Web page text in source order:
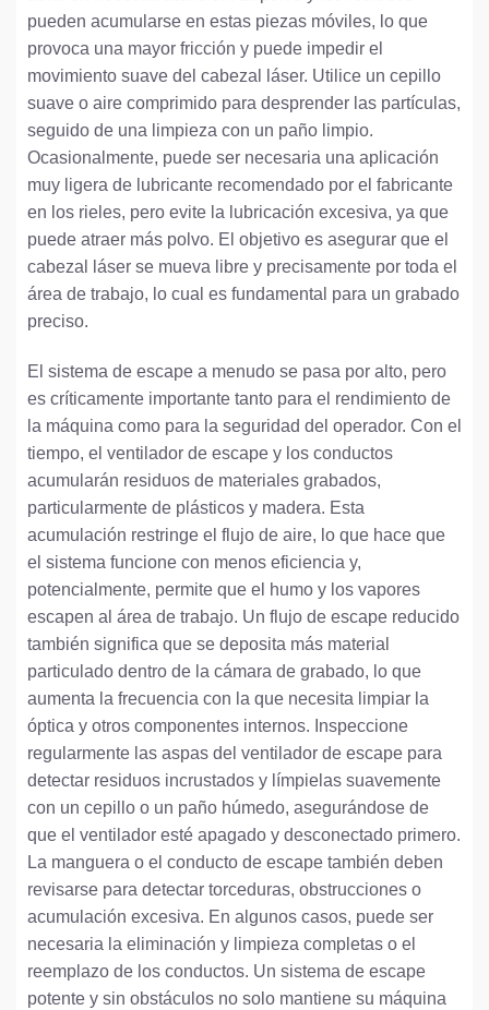
pueden acumularse en estas piezas móviles, lo que
provoca una mayor fricción y puede impedir el
movimiento suave del cabezal láser. Utilice un cepillo
suave o aire comprimido para desprender las partículas,
seguido de una limpieza con un paño limpio.
Ocasionalmente, puede ser necesaria una aplicación
muy ligera de lubricante recomendado por el fabricante
en los rieles, pero evite la lubricación excesiva, ya que
puede atraer más polvo. El objetivo es asegurar que el
cabezal láser se mueva libre y precisamente por toda el
área de trabajo, lo cual es fundamental para un grabado
preciso.
El sistema de escape a menudo se pasa por alto, pero
es críticamente importante tanto para el rendimiento de
la máquina como para la seguridad del operador. Con el
tiempo, el ventilador de escape y los conductos
acumularán residuos de materiales grabados,
particularmente de plásticos y madera. Esta
acumulación restringe el flujo de aire, lo que hace que
el sistema funcione con menos eficiencia y,
potencialmente, permite que el humo y los vapores
escapen al área de trabajo. Un flujo de escape reducido
también significa que se deposita más material
particulado dentro de la cámara de grabado, lo que
aumenta la frecuencia con la que necesita limpiar la
óptica y otros componentes internos. Inspeccione
regularmente las aspas del ventilador de escape para
detectar residuos incrustados y límpielas suavemente
con un cepillo o un paño húmedo, asegurándose de
que el ventilador esté apagado y desconectado primero.
La manguera o el conducto de escape también deben
revisarse para detectar torceduras, obstrucciones o
acumulación excesiva. En algunos casos, puede ser
necesaria la eliminación y limpieza completas o el
reemplazo de los conductos. Un sistema de escape
potente y sin obstáculos no solo mantiene su máquina